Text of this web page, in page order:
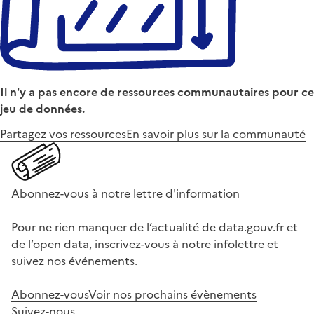
Il n'y a pas encore de ressources communautaires pour ce
jeu de données.
Partagez vos ressourcesEn savoir plus sur la communauté
Abonnez-vous à notre lettre d'information
Pour ne rien manquer de l’actualité de data.gouv.fr et
de l’open data, inscrivez-vous à notre infolettre et
suivez nos événements.
Abonnez-vousVoir nos prochains évènements